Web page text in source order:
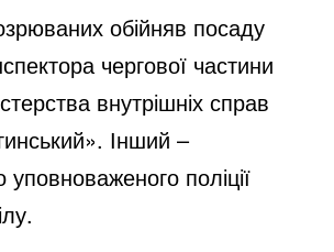
обійняв посаду
чергової частини
внутрішніх справ
Інший –
уповноваженого поліції